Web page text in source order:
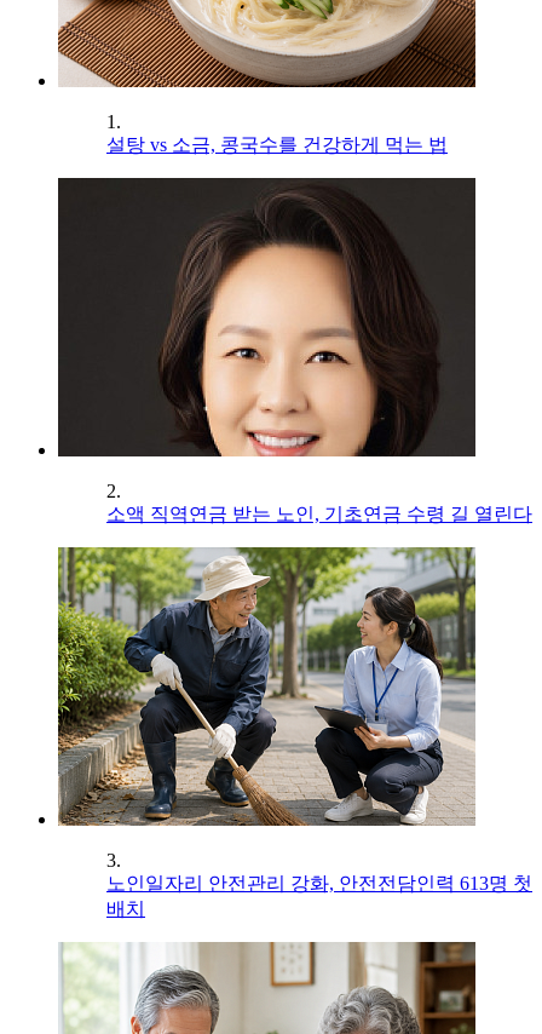
1.
설탕 vs 소금, 콩국수를 건강하게 먹는 법
2.
소액 직역연금 받는 노인, 기초연금 수령 길 열린다
3.
노인일자리 안전관리 강화, 안전전담인력 613명 첫
배치